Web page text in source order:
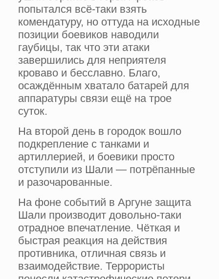
попытался всё-таки взять
комендатуру, но оттуда на исходные
позиции боевиков наводили
гаубицы, так что эти атаки
завершились для неприятеля
кроваво и бесславно. Благо,
осаждённым хватало батарей для
аппаратуры связи ещё на трое
суток.
На второй день в городок вошло
подкрепление с танками и
артиллерией, и боевики просто
отступили из Шали — потрёпанные
и разочарованные.
На фоне событий в Аргуне защита
Шали производит довольно-таки
отрадное впечатление. Чёткая и
быстрая реакция на действия
противника, отличная связь и
взаимодействие. Террористы